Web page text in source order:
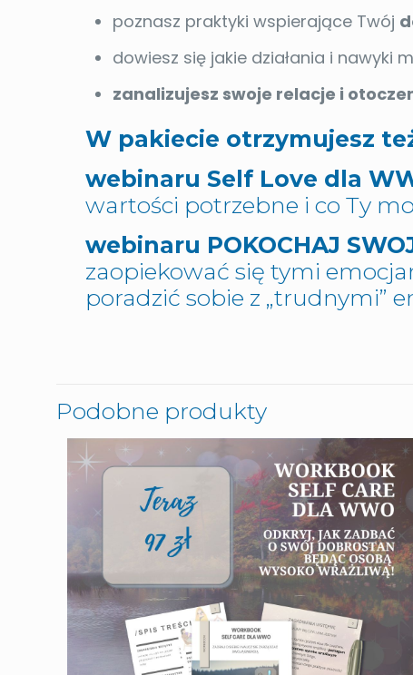
poznasz praktyki wspierające Twój
dowiesz się jakie działania i nawyki
zanalizujesz swoje relacje i
W pakiecie otrzymujesz
webinaru Self Love dla
wartości potrzebne i co Ty
webinaru POKOCHAJ
zaopiekować się tymi
poradzić sobie z „trudnymi”
Podobne produkty